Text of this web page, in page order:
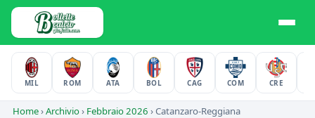
MIL ROM ATA BOL CAG COM CRE
Home›Archivio› Febbraio 2026 ›Catanzaro-Reggiana